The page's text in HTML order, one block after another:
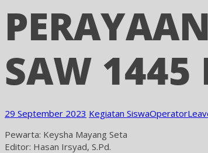
SAW 1445
29 September 2023 Kegiatan SiswaOperator
Pewarta: Keysha Mayang Seta
Editor: Hasan Irsyad, S.Pd.